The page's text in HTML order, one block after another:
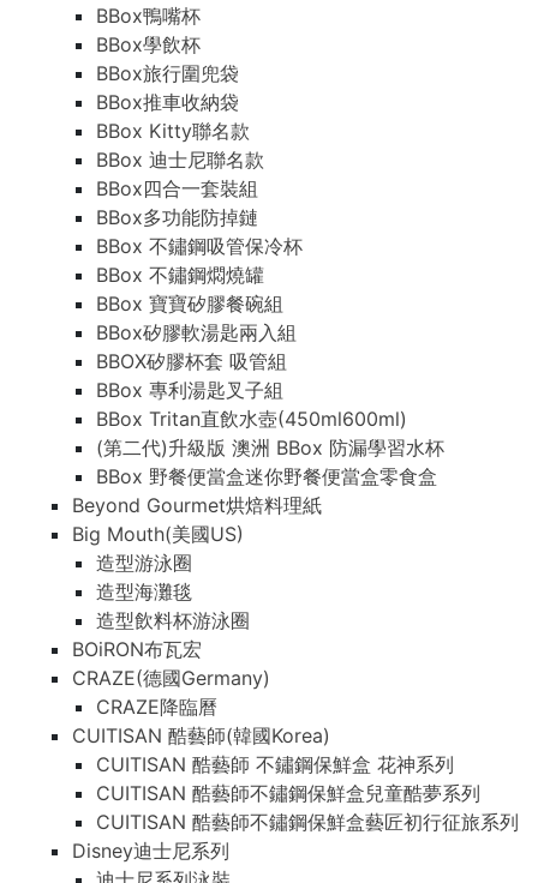
BBox鴨嘴杯
BBox學飲杯
BBox旅行圍兜袋
BBox推車收納袋
BBox Kitty聯名款
BBox 迪士尼聯名款
BBox四合一套裝組
BBox多功能防掉鏈
BBox 不鏽鋼吸管保冷杯
BBox 不鏽鋼燜燒罐
BBox 寶寶矽膠餐碗組
BBox矽膠軟湯匙兩入組
BBOX矽膠杯套 吸管組
BBox 專利湯匙叉子組
BBox Tritan直飲水壺(450ml600ml)
(第二代)升級版 澳洲 BBox 防漏學習水杯
BBox 野餐便當盒迷你野餐便當盒零食盒
Beyond Gourmet烘焙料理紙
Big Mouth(美國US)
造型游泳圈
造型海灘毯
造型飲料杯游泳圈
BOiRON布瓦宏
CRAZE(德國Germany)
CRAZE降臨曆
CUITISAN 酷藝師(韓國Korea)
CUITISAN 酷藝師 不鏽鋼保鮮盒 花神系列
CUITISAN 酷藝師不鏽鋼保鮮盒兒童酷夢系列
CUITISAN 酷藝師不鏽鋼保鮮盒藝匠初行征旅系列
Disney迪士尼系列